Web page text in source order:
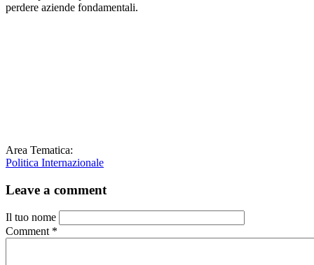
perdere aziende fondamentali.
Area Tematica:
Politica Internazionale
Leave a comment
Il tuo nome
Comment *